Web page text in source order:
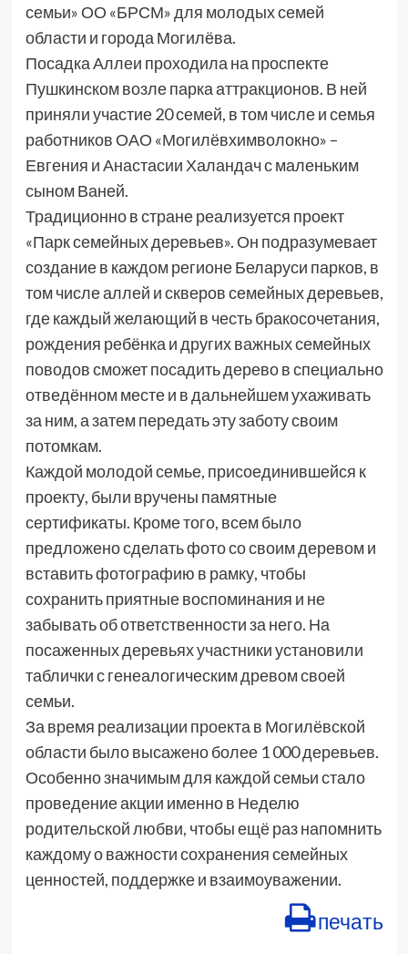
семьи» ОО «БРСМ» для молодых семей
области и города Могилёва.
Посадка Аллеи проходила на проспекте
Пушкинском возле парка аттракционов. В ней
приняли участие 20 семей, в том числе и семья
работников ОАО «Могилёвхимволокно» –
Евгения и Анастасии Халандач с маленьким
сыном Ваней.
Традиционно в стране реализуется проект
«Парк семейных деревьев». Он подразумевает
создание в каждом регионе Беларуси парков, в
том числе аллей и скверов семейных деревьев,
где каждый желающий в честь бракосочетания,
рождения ребёнка и других важных семейных
поводов сможет посадить дерево в специально
отведённом месте и в дальнейшем ухаживать
за ним, а затем передать эту заботу своим
потомкам.
Каждой молодой семье, присоединившейся к
проекту, были вручены памятные
сертификаты. Кроме того, всем было
предложено сделать фото со своим деревом и
вставить фотографию в рамку, чтобы
сохранить приятные воспоминания и не
забывать об ответственности за него. На
посаженных деревьях участники установили
таблички с генеалогическим древом своей
семьи.
За время реализации проекта в Могилёвской
области было высажено более 1 000 деревьев.
Особенно значимым для каждой семьи стало
проведение акции именно в Неделю
родительской любви, чтобы ещё раз напомнить
каждому о важности сохранения семейных
ценностей, поддержке и взаимоуважении.
печать